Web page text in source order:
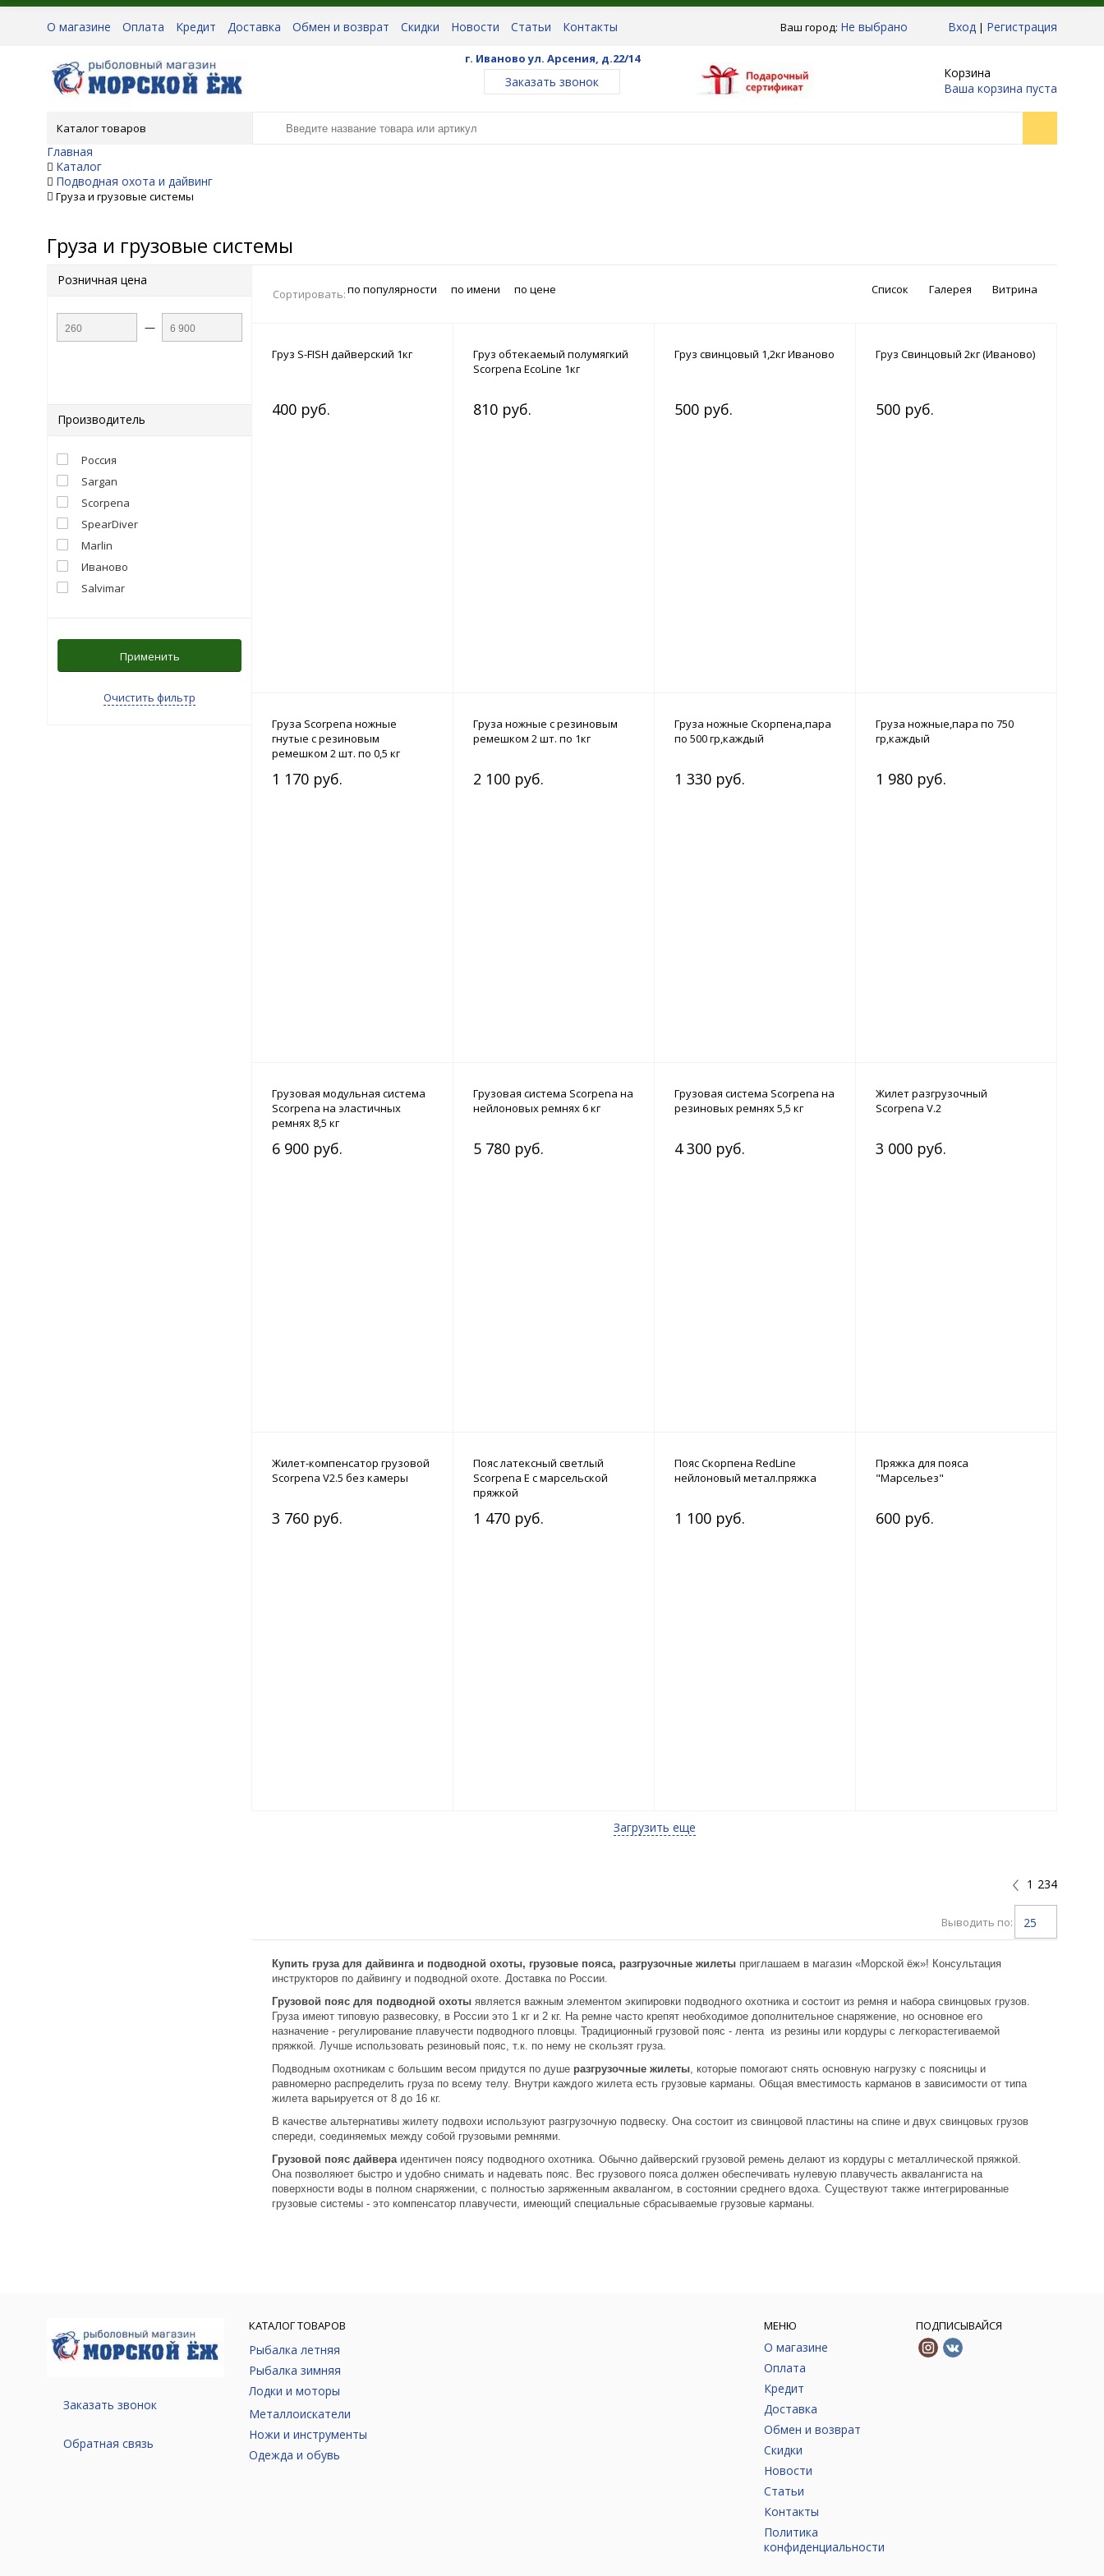
Ваш город: Не выбрано Вход | Регистрация
О магазине Оплата Кредит Доставка Обмен и возврат Скидки Новости Статьи Контакты
г. Иваново ул. Арсения, д.22/14
Заказать звонок
Корзина
Ваша корзина пуста
Каталог товаров
Главная
Каталог
Подводная охота и дайвинг
Груза и грузовые системы
Груза и грузовые системы
Розничная цена
—
Производитель
Россия
Sargan
Scorpena
SpearDiver
Marlin
Иваново
Salvimar
Применить
Очистить фильтр
Список Галерея Витрина
Сортировать:по популярности по имени по цене
Груз S-FISH дайверский 1кг
400 руб.
Груз обтекаемый полумягкий
Scorpena EcoLine 1кг
810 руб.
Груз свинцовый 1,2кг Иваново
500 руб.
Груз Свинцовый 2кг (Иваново)
500 руб.
Груза Scorpena ножные
гнутые с резиновым
ремешком 2 шт. по 0,5 кг
1 170 руб.
Груза ножные с резиновым
ремешком 2 шт. по 1кг
2 100 руб.
Груза ножные Скорпена,пара
по 500 гр,каждый
1 330 руб.
Груза ножные,пара по 750
гр,каждый
1 980 руб.
Грузовая модульная система
Scorpena на эластичных
ремнях 8,5 кг
6 900 руб.
Грузовая система Scorpena на
нейлоновых ремнях 6 кг
5 780 руб.
Грузовая система Scorpena на
резиновых ремнях 5,5 кг
4 300 руб.
Жилет разгрузочный
Scorpena V.2
3 000 руб.
Жилет-компенсатор грузовой
Scorpena V2.5 без камеры
3 760 руб.
Пояс латексный светлый
Scorpena E с марсельской
пряжкой
1 470 руб.
Пояс Скорпена RedLine
нейлоновый метал.пряжка
1 100 руб.
Пряжка для пояса
"Марсельез"
600 руб.
Загрузить еще
1 234
Выводить по: 25
Купить груза для дайвинга и подводной охоты, грузовые пояса, разгрузочные жилеты приглашаем в магазин «Морской ёж»! Консультация
инструкторов по дайвингу и подводной охоте. Доставка по России.
Грузовой пояс для подводной охоты является важным элементом экипировки подводного охотника и состоит из ремня и набора свинцовых грузов.
Груза имеют типовую развесовку, в России это 1 кг и 2 кг. На ремне часто крепят необходимое дополнительное снаряжение, но основное его
назначение - регулирование плавучести подводного пловцы. Традиционный грузовой пояс - лента из резины или кордуры с легкорастегиваемой
пряжкой. Лучше использовать резиновый пояс, т.к. по нему не скользят груза.
Подводным охотникам с большим весом придутся по душе разгрузочные жилеты, которые помогают снять основную нагрузку с поясницы и
равномерно распределить груза по всему телу. Внутри каждого жилета есть грузовые карманы. Общая вместимость карманов в зависимости от типа
жилета варьируется от 8 до 16 кг.
В качестве альтернативы жилету подвохи используют разгрузочную подвеску. Она состоит из свинцовой пластины на спине и двух свинцовых грузов
спереди, соединяемых между собой грузовыми ремнями.
Грузовой пояс дайвераидентичен поясу подводного охотника. Обычно дайверский грузовой ремень делают из кордуры с металлической пряжкой.
Она позволяюет быстро и удобно снимать и надевать пояс. Вес грузового пояса должен обеспечивать нулевую плавучесть аквалангиста на
поверхности воды в полном снаряжении, с полностью заряженным аквалангом, в состоянии среднего вдоха. Существуют также интегрированные
грузовые системы - это компенсатор плавучести, имеющий специальные сбрасываемые грузовые карманы.
Заказать звонок
Обратная связь
КАТАЛОГ ТОВАРОВ
Рыбалка летняя
Рыбалка зимняя
Лодки и моторы
Металлоискатели
Ножи и инструменты
Одежда и обувь
МЕНЮ
О магазине
Оплата
Кредит
Доставка
Обмен и возврат
Скидки
Новости
Статьи
Контакты
Политика
конфиденциальности
ПОДПИСЫВАЙСЯ